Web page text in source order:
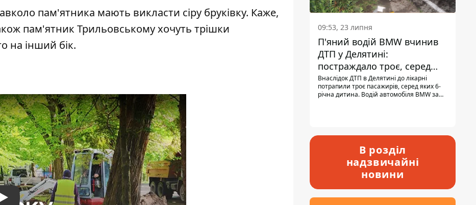
пам'ятника мають викласти сіру бруківку. Каже,
пам'ятник Трильовському хочуть трішки
на інший бік.
09:53, 23 липня
П'яний водій BMW вчинив
ДТП у Делятині:
постраждало троє, серед
них - дитина
Внаслідок ДТП в Делятині до лікарні
потрапили троє пасажирів, серед яких 6-
річна дитина. Водій автомобіля BMW за
В розділ
надзвичайні
новини